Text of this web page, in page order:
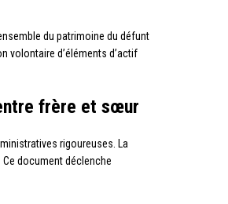
du patrimoine du défunt
volontaire d’éléments d’actif
frère et sœur
rigoureuses. La
document déclenche